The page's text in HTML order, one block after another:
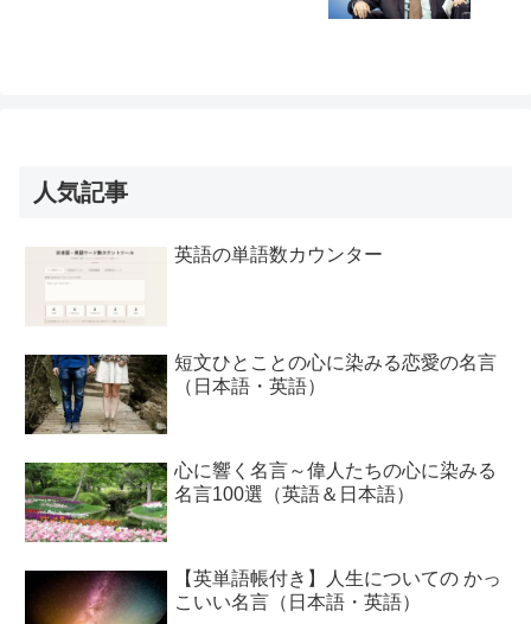
人気記事
英語の単語数カウンター
短文ひとことの心に染みる恋愛の名言
（日本語・英語）
心に響く名言～偉人たちの心に染みる
名言100選（英語＆日本語）
【英単語帳付き】人生についての かっ
こいい名言（日本語・英語）